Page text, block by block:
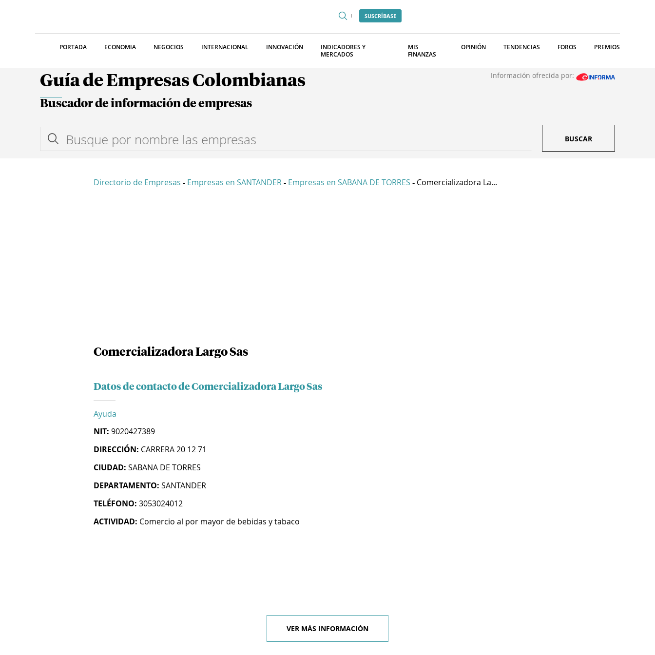
SUSCRÍBASE
PORTADA ECONOMIA NEGOCIOS INTERNACIONAL INNOVACIÓN
INDICADORES Y
MERCADOS
MIS
FINANZAS
OPINIÓN TENDENCIAS FOROS PREMIOS
Guía de Empresas Colombianas Información ofrecida por:
Buscador de información de empresas
BUSCAR
Directorio de Empresas - Empresas en SANTANDER - Empresas en SABANA DE TORRES - Comercializadora La...
Comercializadora Largo Sas
Datos de contacto de Comercializadora Largo Sas
Ayuda
NIT: 9020427389
DIRECCIÓN: CARRERA 20 12 71
CIUDAD: SABANA DE TORRES
DEPARTAMENTO: SANTANDER
TELÉFONO: 3053024012
ACTIVIDAD: Comercio al por mayor de bebidas y tabaco
VER MÁS INFORMACIÓN